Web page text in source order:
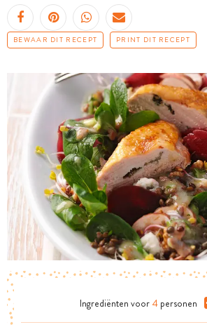
BEWAAR DIT RECEPT PRINT DIT RECEPT
Ingrediënten voor 4 personen